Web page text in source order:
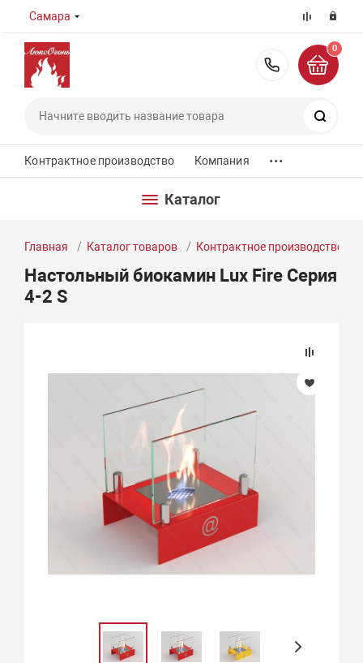
Самара
8 (800)
0
Контрактное производство Компания ...
Каталог
Главная Каталог товаров Контрактное производство
Настольный биокамин Lux Fire Серия
4-2 S